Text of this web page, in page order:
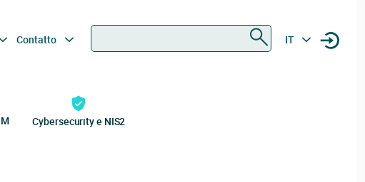
Contatto IT
Cybersecurity e NIS2